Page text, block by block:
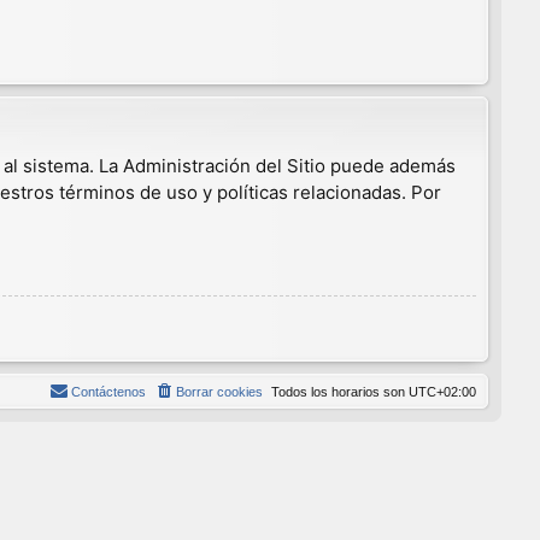
sistema. La Administración del Sitio puede además
términos de uso y políticas relacionadas. Por
Todos los horarios son UTC+02:00
Borrar cookies
Contáctenos